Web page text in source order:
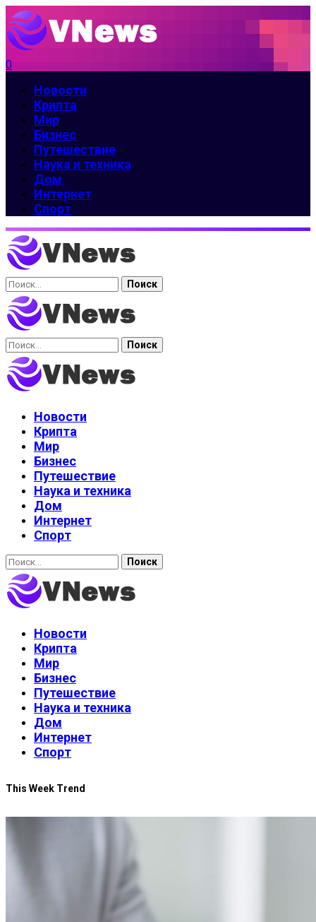
0
Новости
Крипта
Мир
Бизнес
Путешествие
Наука и техника
Дом
Интернет
Спорт
Найти:
Найти:
Новости
Крипта
Мир
Бизнес
Путешествие
Наука и техника
Дом
Интернет
Спорт
Найти:
Новости
Крипта
Мир
Бизнес
Путешествие
Наука и техника
Дом
Интернет
Спорт
This Week Trend